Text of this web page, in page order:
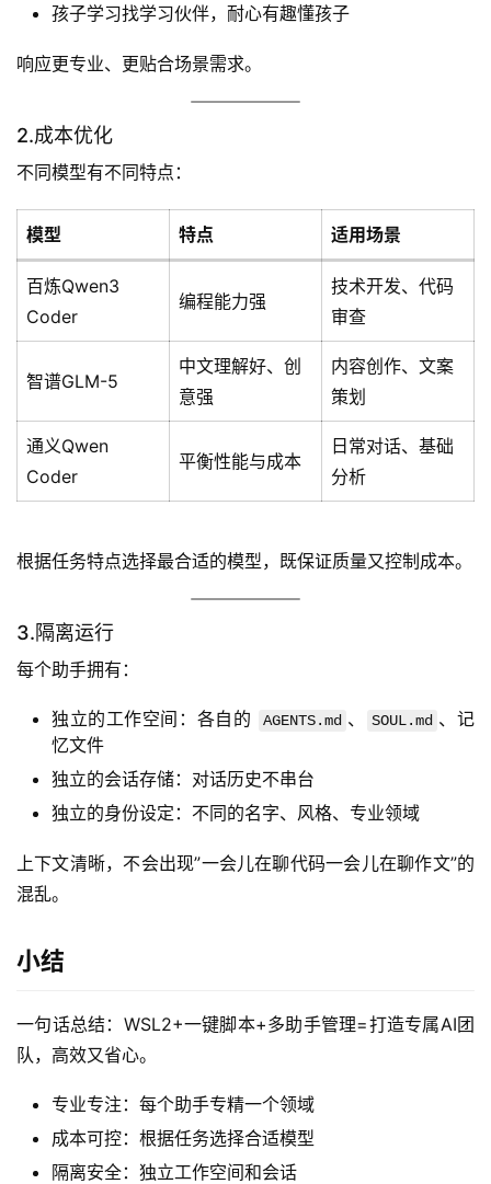
孩子学习找学习伙伴，耐心有趣懂孩子
响应更专业、更贴合场景需求。
2.成本优化
不同模型有不同特点：
模型 特点 适用场景
百炼Qwen3
Coder
编程能力强
技术开发、代码
审查
智谱GLM-5
中文理解好、创
意强
内容创作、文案
策划
通义Qwen
Coder
平衡性能与成本
日常对话、基础
分析
根据任务特点选择最合适的模型，既保证质量又控制成本。
3.隔离运行
每个助手拥有：
独立的工作空间：各自的 AGENTS.md 、 SOUL.md 、记
忆文件
独立的会话存储：对话历史不串台
独立的身份设定：不同的名字、风格、专业领域
上下文清晰，不会出现”一会儿在聊代码一会儿在聊作文”的
混乱。
小结
一句话总结：WSL2+一键脚本+多助手管理=打造专属AI团
队，高效又省心。
专业专注：每个助手专精一个领域
成本可控：根据任务选择合适模型
隔离安全：独立工作空间和会话